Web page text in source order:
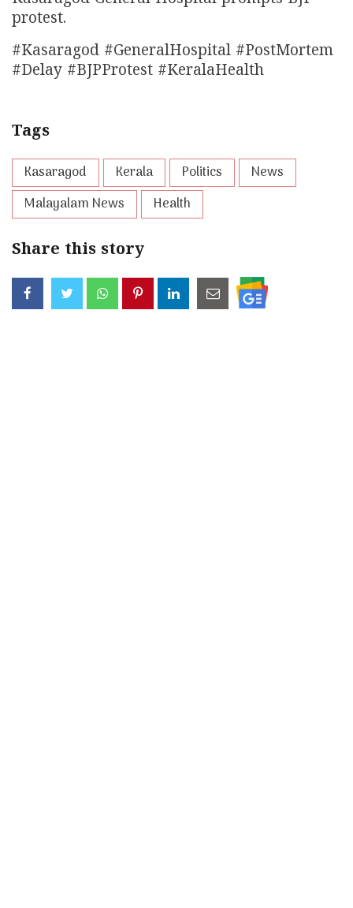
protest.
#Kasaragod #GeneralHospital #PostMortem
#Delay #BJPProtest #KeralaHealth
Tags
Kasaragod Kerala Politics
News
Malayalam News
Health
Share this story